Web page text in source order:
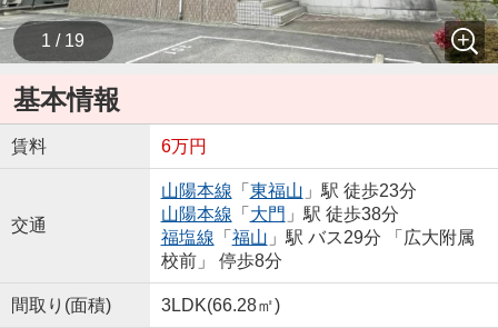
1 / 19
基本情報
賃料 6万円
交通
山陽本線 「 東福山 」駅 徒歩23分
山陽本線 「 大門 」駅 徒歩38分
福塩線 「 福山 」駅 バス29分 「広大附属
校前」 停歩8分
間取り(面積) 3LDK(66.28㎡)